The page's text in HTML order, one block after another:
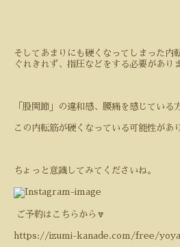
そしてあまりにも硬くなってしまった内
ぐれきれず、指圧などをする必要があり
「股関節」の違和感、腰痛を感じている
この内転筋が硬くなっている可能性があ
ちょっと意識してみてくださいね。
ご予約はこちらから🔽
https://izumi-kanade.com/free/